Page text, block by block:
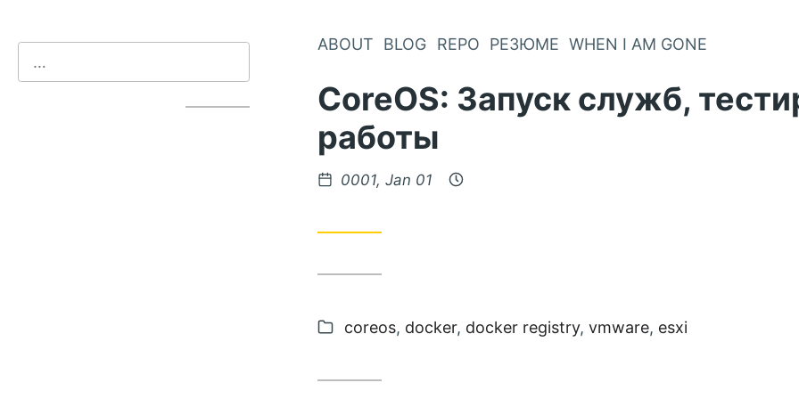
ABOUT BLOG REPO РЕЗЮМЕ WHEN I AM GONE
CoreOS: Запуск служб,
работы
0001, Jan 01
categories:
coreos, docker, docker registry, vmware, esxi